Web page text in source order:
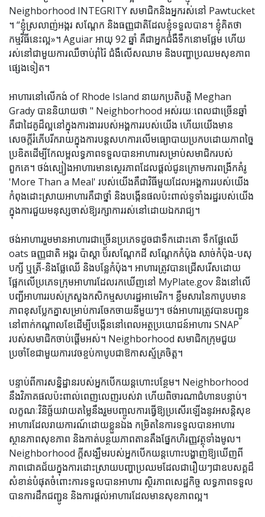
Neighborhood INTEGRITY សមាជិកនិងអ្នករស់នៅ Pawtucket
។ “ខ្ញុំស្រលាញ់អង្ករ សណ្តែក និងធញ្ញជាតិដែលខ្ញុំទទួលបាន។ ខ្ញុំ​គិត​ថា​
កម្មវិធី​នេះ​ល្អ​»។ Aguiar អាយុ 92 ឆ្នាំ គឺជាអ្នកជំងឺទឹកនោមផ្អែម ហើយ
រស់នៅជាមួយការឈឺចាប់រ៉ាំរ៉ៃ ជំងឺលើសឈាម និងបញ្ហាប្រឈមសុខភាព
ផ្សេងទៀត។
អាហារនៅលើកង់ of Rhode Island នាយកប្រតិបត្តិ Meghan
Grady បាននិយាយថា " Neighborhood អស់រយៈពេលជាច្រើនឆ្នាំ
គឺជាដៃគូដ៏ល្អនៅក្នុងការងាររបស់អង្គការរបស់យើង ហើយយើងមាន
សេចក្តីរំភើបរីករាយក្នុងការបន្តសហការលើមធ្យោបាយប្រកបដោយភាពច្នៃ
ប្រឌិតដើម្បីកែលម្អលទ្ធភាពទទួលបានអាហារសម្រាប់សមាជិករបស់
ពួកគេ។ ថង់ស្បៀងអាហារមានស្ថេរភាពដែលផ្តល់ជូនក្រោមការពង្រីកគំរូ
'More Than a Meal' របស់យើងគឺជាវិធីមួយដែលអង្គការរបស់យើង
កំពុងដោះស្រាយអាហារគឺជាថ្នាំ និងបង្កើនផលប៉ះពាល់ទូទាំងរដ្ឋរបស់យើង
ក្នុងការជួយមនុស្សចាស់ឱ្យរក្សាការរស់នៅដោយឯករាជ្យ។
ថង់អាហាររួមមានអាហារជាច្រើនប្រភេទដូចជាទឹកដោះគោ ទឹកផ្លែឈើ
oats ធញ្ញជាតិ អង្ករ ប៉ាស្តា ប៊័រសណ្តែកដី សណ្តែកកំប៉ុង សាច់កំប៉ុង-បសុ
បក្សី ឬត្រី-និងផ្លែឈើ និងបន្លែកំប៉ុង។ អាហារត្រូវបានជ្រើសរើសដោយ
ផ្អែកលើប្រភេទក្រុមអាហារដែលរកឃើញនៅ MyPlate.gov និងនៅលើ
បញ្ជីអាហាររបស់ក្រសួងកសិកម្មសហរដ្ឋអាមេរិក។ ខ្លឹមសារនៃកាបូបមាន
ភាពខុសប្លែកគ្នាសម្រាប់ការចែកចាយនីមួយៗ។ ថង់​អាហារ​ត្រូវ​បាន​បញ្ជូន​
នៅ​ពាក់​កណ្តាល​ខែ​ដើម្បី​បង្កើន​នៅ​ពេល​អត្ថប្រយោជន៍​អាហារ SNAP
របស់​សមាជិក​ចាប់ផ្តើម​អស់។ Neighborhood សមាជិកក្រុមជួយ
ប្រចាំខែជាមួយការវេចខ្ចប់កាបូបជាឱកាសស្ម័គ្រចិត្ត។
បន្ទាប់ពីការសន្និដ្ឋានរបស់អ្នកបើកយន្តហោះបន្ថែម។ Neighborhood
នឹងវិភាគផលប៉ះពាល់ពេញលេញរបស់វា ហើយពិចារណាជំហានបន្ទាប់។
លក្ខណៈវិនិច្ឆ័យវាយតម្លៃនឹងរួមបញ្ចូលការធ្វើឱ្យប្រសើរឡើងនូវអសន្តិសុខ
អាហារដែលរាយការណ៍ដោយខ្លួនឯង កម្រិតនៃការទទួលបានអាហារ
ស្ថានភាពសុខភាព និងកាត់បន្ថយភាពតានតឹងផ្នែកហិរញ្ញវត្ថុទាំងមូល។
Neighborhood ក្តីសង្ឃឹមរបស់អ្នកបើកយន្តហោះបង្ហាញឱ្យឃើញពី
ភាពជោគជ័យក្នុងការដោះស្រាយបញ្ហាប្រឈមដែលជារឿយៗជាឧបសគ្គដ៏
សំខាន់បំផុតចំពោះការទទួលបានអាហារ ស្ថិរភាពសេដ្ឋកិច្ច លទ្ធភាពទទួល
បានការដឹកជញ្ជូន និងការផ្តល់អាហារដែលមានសុខភាពល្អ។